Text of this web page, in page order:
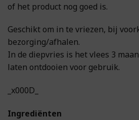
of het product nog goed is.
Geschikt om in te vriezen, bij
bezorging/afhalen.
In de diepvries is het vlees 3
laten ontdooien voor gebruik.
_x000D_
Ingrediënten